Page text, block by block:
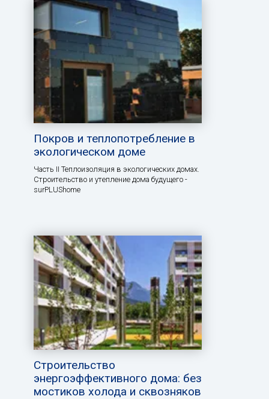
Покров и теплопотребление в
экологическом доме
Часть II Теплоизоляция в экологических домах.
Строительство и утепление дома будущего -
surPLUShome
Строительство
энергоэффективного дома: без
мостиков холода и сквозняков